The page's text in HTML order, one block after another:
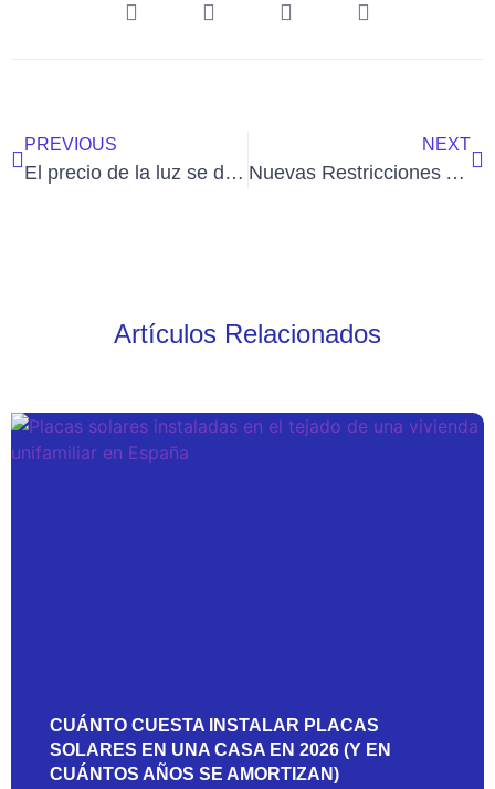
PREVIOUS
El precio de la luz se dispara un 200% el lunes debido a la ola de calor
NEXT
Nuevas Restricciones Ambientales para Empresas: ¿Cómo Te Afectarán?
Artículos Relacionados
CUÁNTO CUESTA INSTALAR PLACAS
SOLARES EN UNA CASA EN 2026 (Y EN
CUÁNTOS AÑOS SE AMORTIZAN)